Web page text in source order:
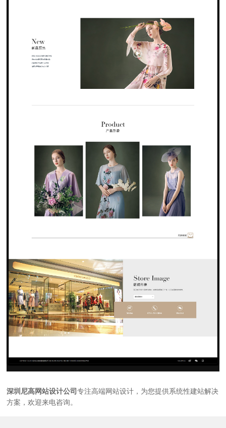
深圳尼高网站设计公司专注高端网站设计，为您提供系统性建站解决
方案，欢迎来电咨询。